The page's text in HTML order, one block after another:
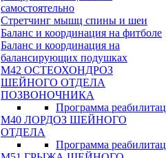
самостоятельно
Стретчинг мышц спины и шеи
Баланс и координация на фитболе
Баланс и координация на
балансирующих подушках
М42 ОСТЕОХОНДРОЗ
ШЕЙНОГО ОТДЕЛА
ПОЗВОНОЧНИКА
Программа
М40 ЛОРДОЗ ШЕЙНОГО
ОТДЕЛА
Программа